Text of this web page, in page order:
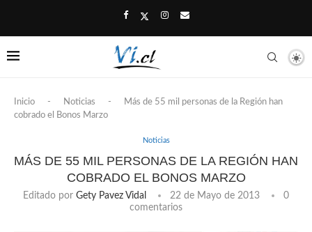
Inicio - Noticias -
Más de 55 mil personas de la Región han
cobrado el Bonos Marzo
Noticias
MÁS DE 55 MIL PERSONAS DE LA REGIÓN HAN
COBRADO EL BONOS MARZO
Editado por Gety Pavez Vidal 22 de Mayo de 2013
0
comentarios